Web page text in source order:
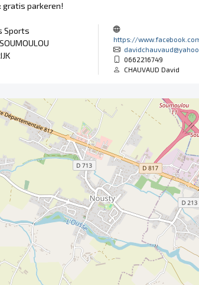
gratis parkeren!
Sports
https://
0662216749
CHAUVAUD David